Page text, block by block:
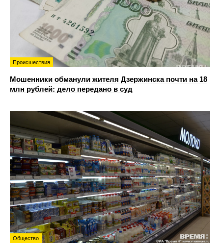
Происшествия
Мошенники обманули жителя Дзержинска почти на 18
млн рублей: дело передано в суд
Общество